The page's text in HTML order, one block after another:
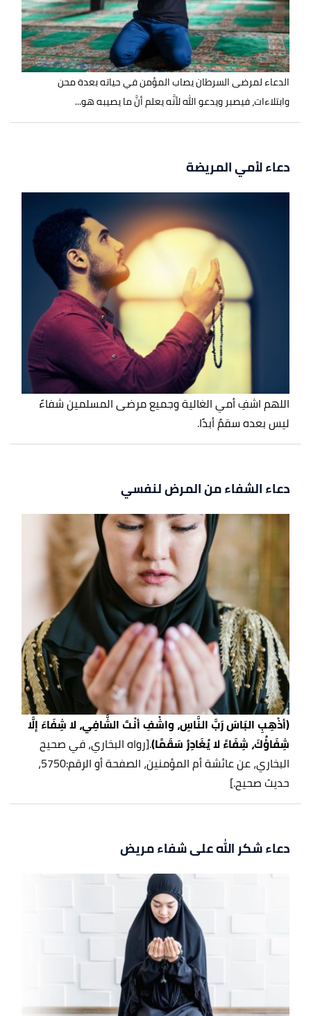
الدعاء لمرضى السرطان يصاب المؤمن في حياته بعدة محن
وابتلاءات، فيصبر ويدعو الله لأنَّه يعلم أنَّ ما يصيبه هو...
دعاء لأمي المريضة
اللهم اشفِ أمي الغالية وجميع مرضى المسلمين شفاءً
ليس بعده سقمٌ أبدًا.
دعاء الشفاء من المرض لنفسي
(أذْهِبِ البَاسَ رَبَّ النَّاسِ، واشْفِ أنْتَ الشَّافِي، لا شِفَاءَ إلَّا
شِفَاؤُكَ، شِفَاءً لا يُغَادِرُ سَقَمًا).[رواه البخاري، في صحيح
البخاري، عن عائشة أم المؤمنين، الصفحة أو الرقم:5750،
حديث صحيح.]
دعاء شكر الله على شفاء مريض